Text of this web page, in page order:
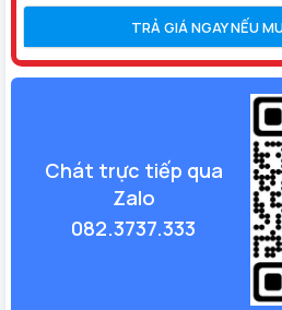
TRẢ GIÁ NGAY NẾU
Chát trực tiếp qua
Zalo
082.3737.333